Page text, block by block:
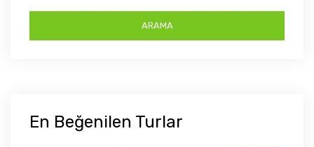
En Beğenilen Turlar